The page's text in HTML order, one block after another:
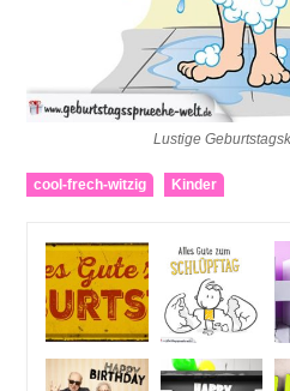
Lustige
cool-frech-witzig Kinder